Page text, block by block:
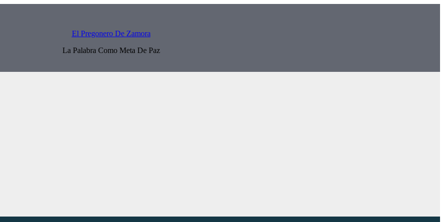
El Pregonero De Zamora
La Palabra Como Meta De Paz